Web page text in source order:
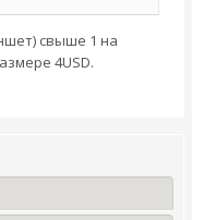
свыше 1 на
4USD.